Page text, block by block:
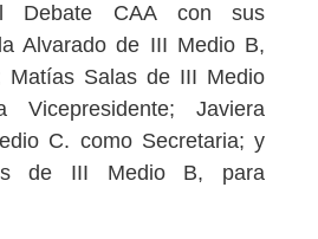
Debate CAA con sus
Alvarado de III Medio B,
Matías Salas de III Medio
Vicepresidente; Javiera
C. como Secretaria; y
de III Medio B, para